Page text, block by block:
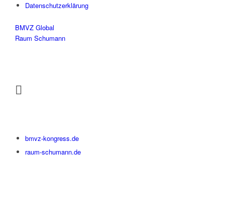
Datenschutzerklärung
BMVZ Global
Raum Schumann
bmvz-kongress.de
raum-schumann.de